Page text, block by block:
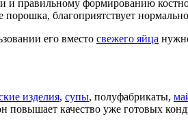
и правильному формированию
порошка, благоприятствует
его вместо свежего яйца
изделия, супы, полуфабрикаты,
повышает качество уже готовых